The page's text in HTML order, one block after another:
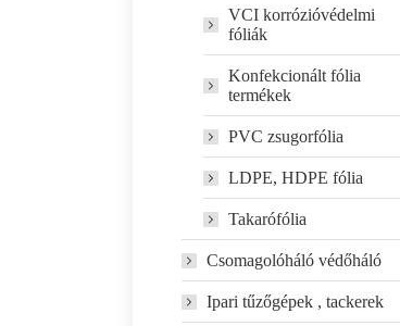
VCI korrózióvédelmi
fóliák
Konfekcionált fólia
termékek
PVC zsugorfólia
LDPE, HDPE fólia
Takarófólia
Csomagolóháló védőháló
Ipari tűzőgépek , tackerek